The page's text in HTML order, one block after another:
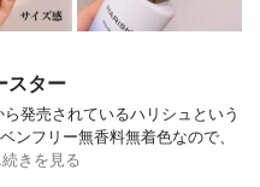
スター
発売されているハリシュという
ンフリー無香料無着色なので、
続きを見る